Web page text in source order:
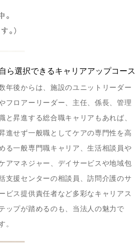
。 ）
ら選択できるキャリアアップコース
年後からは、施設のユニットリーダー
フロアーリーダー、主任、係長、管理
と昇進する総合職キャリアもあれば、
進せず一般職としてケアの専門性を高
る一般専門職キャリア、生活相談員や
アマネジャー、デイサービスや地域包
支援センターの相談員、訪問介護のサ
ビス提供責任者など多彩なキャリアス
ップが踏めるのも、当法人の魅力で
。